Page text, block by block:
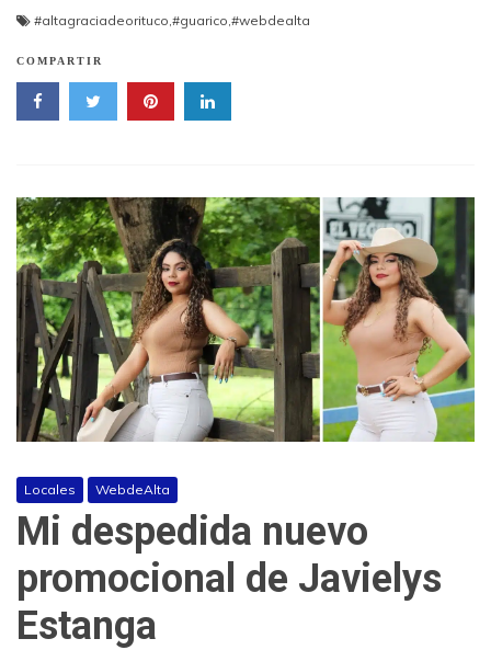
#altagraciadeorituco,#guarico,#webdealta
COMPARTIR
Locales WebdeAlta
Mi despedida nuevo
promocional de Javielys
Estanga